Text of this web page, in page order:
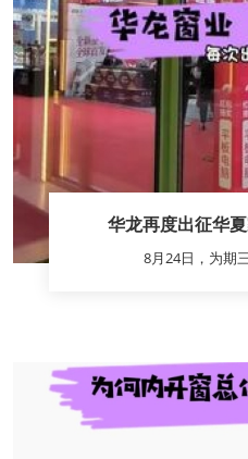
华龙再度出征华
8月24日，为期